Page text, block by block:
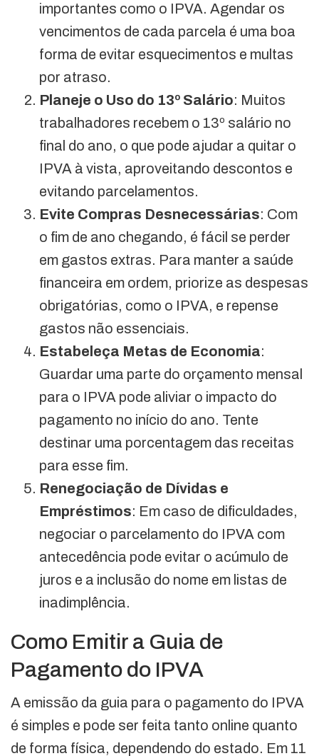
importantes como o IPVA. Agendar os
vencimentos de cada parcela é uma boa
forma de evitar esquecimentos e multas
por atraso.
Planeje o Uso do 13º Salário: Muitos
trabalhadores recebem o 13º salário no
final do ano, o que pode ajudar a quitar o
IPVA à vista, aproveitando descontos e
evitando parcelamentos.
Evite Compras Desnecessárias: Com
o fim de ano chegando, é fácil se perder
em gastos extras. Para manter a saúde
financeira em ordem, priorize as despesas
obrigatórias, como o IPVA, e repense
gastos não essenciais.
Estabeleça Metas de Economia:
Guardar uma parte do orçamento mensal
para o IPVA pode aliviar o impacto do
pagamento no início do ano. Tente
destinar uma porcentagem das receitas
para esse fim.
Renegociação de Dívidas e
Empréstimos: Em caso de dificuldades,
negociar o parcelamento do IPVA com
antecedência pode evitar o acúmulo de
juros e a inclusão do nome em listas de
inadimplência.
Como Emitir a Guia de
Pagamento do IPVA
A emissão da guia para o pagamento do IPVA
é simples e pode ser feita tanto online quanto
de forma física, dependendo do estado. Em 11